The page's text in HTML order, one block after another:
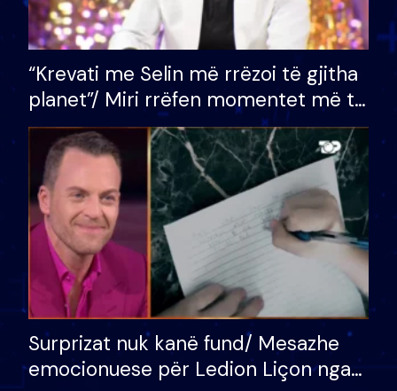
“Krevati me Selin më rrëzoi të gjitha
planet”/ Miri rrëfen momentet më të
bukura në shtëpinë e BB VIP: Do më
mungojë zilja e mëngjesit kur…
Surprizat nuk kanë fund/ Mesazhe
emocionuese për Ledion Liçon nga